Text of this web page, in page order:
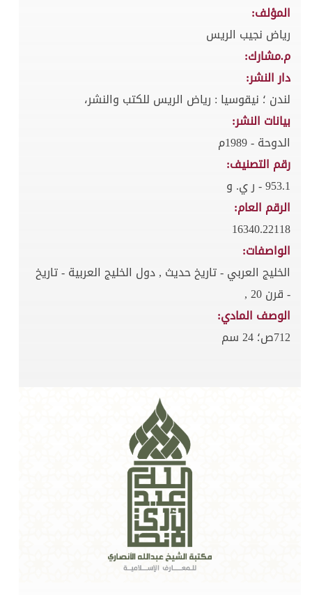
المؤلف:
رياض نجيب الريس
م.مشارك:
دار النشر:
لندن ؛ نيقوسيا : رياض الريس للكتب والنشر،
بيانات النشر:
الدوحة - 1989م
رقم التصنيف:
953.1 - ر ي. و
الرقم العام:
16340.22118
الواصفات:
الخليج العربي - تاريخ حديث , دول الخليج العربية - تاريخ
- قرن 20 ,
الوصف المادي:
712ص؛ 24 سم